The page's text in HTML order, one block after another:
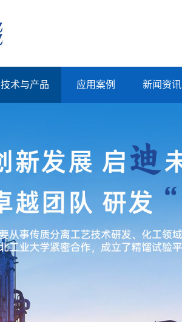
技术与产品 应用案例 新闻资讯